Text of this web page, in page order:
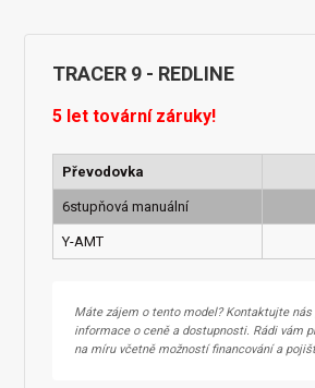
TRACER 9 - REDLINE
5 let tovární záruky!
Převodovka
6stupňová manuální
Y-AMT
Máte zájem o tento model? Kontaktujte
informace o ceně a dostupnosti. Rádi vám
na míru včetně možností financování a